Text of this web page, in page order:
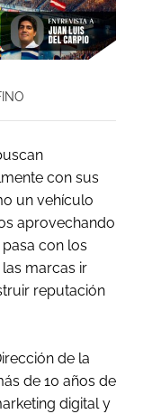
con sus
un vehículo
aprovechando
con los
las marcas ir
reputación
de la
de 10 años de
digital y